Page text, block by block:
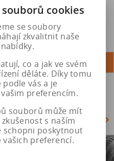
Do košíku
Akce
cookies
se soubory
zkvalitnit naše
co a jak ve svém
děláte. Díky tomu
vás a je
preferencím.
souborů může mít
s naším
schopni poskytnout
vašich preferencí.